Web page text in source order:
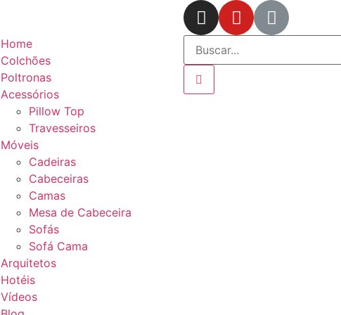
Home
Colchões
Poltronas
Acessórios
Pillow Top
Travesseiros
Móveis
Cadeiras
Cabeceiras
Camas
Mesa de Cabeceira
Sofás
Sofá Cama
Arquitetos
Hotéis
Vídeos